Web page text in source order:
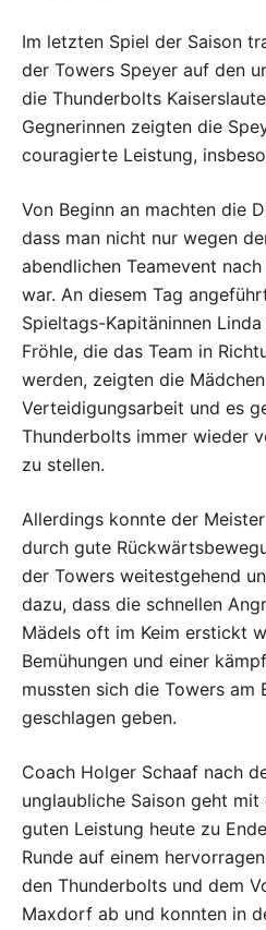
Im letzten Spiel der Saison
der Towers Speyer auf den
die Thunderbolts
Gegnerinnen zeigten die
couragierte Leistung,
Von Beginn an machten die
dass man nicht nur wegen
abendlichen Teamevent
war. An diesem Tag
Spieltags-Kapitäninnen
Fröhle, die das Team in
werden, zeigten die
Verteidigungsarbeit und es
Thunderbolts immer wieder
zu stellen.
Allerdings konnte der
durch gute
der Towers weitestgehend
dazu, dass die schnellen
Mädels oft im Keim erstickt
Bemühungen und einer
mussten sich die Towers am
geschlagen geben.
Coach Holger Schaaf nach
unglaubliche Saison geht
guten Leistung heute zu
Runde auf einem
den Thunderbolts und dem
Maxdorf ab und konnten in